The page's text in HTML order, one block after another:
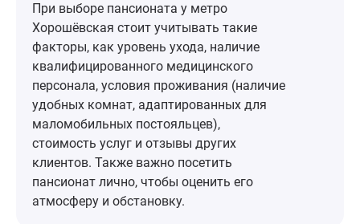
При выборе пансионата у метро
Хорошёвская стоит учитывать такие
факторы, как уровень ухода, наличие
квалифицированного медицинского
персонала, условия проживания (наличие
удобных комнат, адаптированных для
маломобильных постояльцев),
стоимость услуг и отзывы других
клиентов. Также важно посетить
пансионат лично, чтобы оценить его
атмосферу и обстановку.